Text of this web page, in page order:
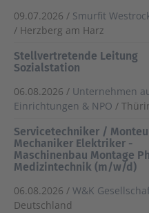
09.07.2026 / Smurfit
/ Herzberg am Harz
Stellvertretende Leitung
Sozialstation
06.08.2026 / Unternehmen
Einrichtungen & NPO /
Servicetechniker /
Mechaniker Elektriker -
Maschinenbau Montage
Medizintechnik (m/w/d)
06.08.2026 / W&K
Deutschland